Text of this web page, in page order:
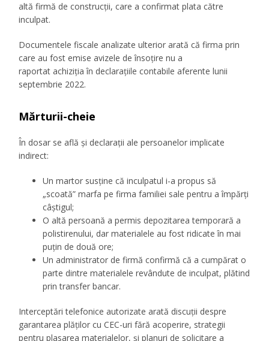
altă firmă de construcții, care a confirmat plata către
inculpat.
Documentele fiscale analizate ulterior arată că firma prin
care au fost emise avizele de însoțire nu a
raportat achiziția în declarațiile contabile aferente lunii
septembrie 2022.
Mărturii-cheie
În dosar se află și declarații ale persoanelor implicate
indirect:
Un martor susține că inculpatul i-a propus să
„scoată” marfa pe firma familiei sale pentru a împărți
câștigul;
O altă persoană a permis depozitarea temporară a
polistirenului, dar materialele au fost ridicate în mai
puțin de două ore;
Un administrator de firmă confirmă că a cumpărat o
parte dintre materialele revândute de inculpat, plătind
prin transfer bancar.
Interceptări telefonice autorizate arată discuții despre
garantarea plăților cu CEC-uri fără acoperire, strategii
pentru plasarea materialelor, și planuri de solicitare a